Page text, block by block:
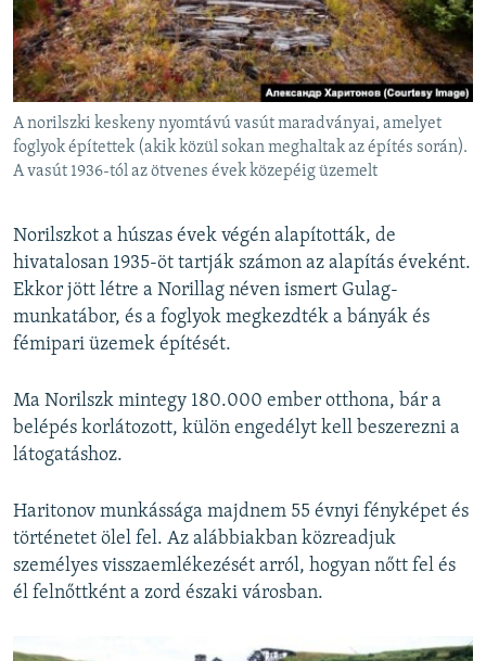
A norilszki keskeny nyomtávú vasút maradványai, amelyet
foglyok építettek (akik közül sokan meghaltak az építés során).
A vasút 1936-tól az ötvenes évek közepéig üzemelt
Norilszkot a húszas évek végén alapították, de
hivatalosan 1935-öt tartják számon az alapítás éveként.
Ekkor jött létre a Norillag néven ismert Gulag-
munkatábor, és a foglyok megkezdték a bányák és
fémipari üzemek építését.
Ma Norilszk mintegy 180.000 ember otthona, bár a
belépés korlátozott, külön engedélyt kell beszerezni a
látogatáshoz.
Haritonov munkássága majdnem 55 évnyi fényképet és
történetet ölel fel. Az alábbiakban közreadjuk
személyes visszaemlékezését arról, hogyan nőtt fel és
él felnőttként a zord északi városban.